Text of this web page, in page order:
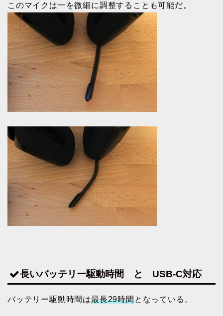
このマイクは一を微細に調整することも可能だ。
長いバッテリー駆動時間 と USB-C対応
バッテリー駆動時間は最長29時間となっている。